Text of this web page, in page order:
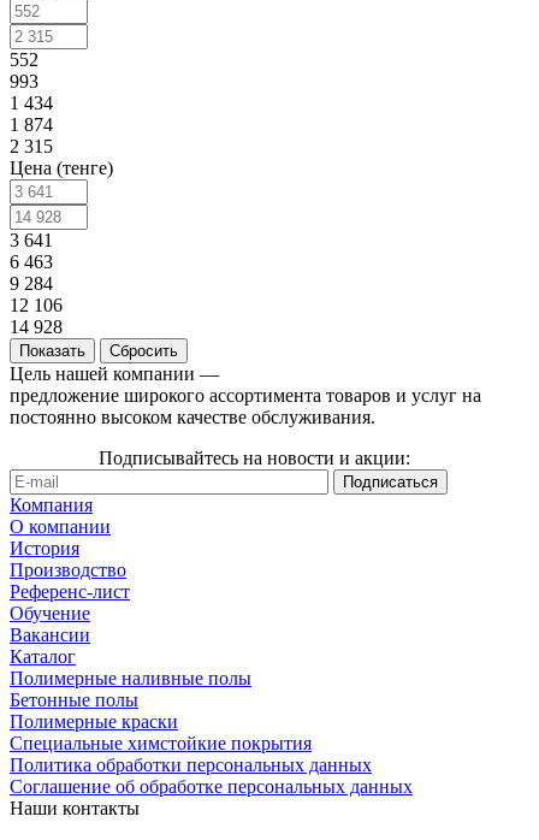
552
993
1 434
1 874
2 315
Цена (тенге)
3 641
6 463
9 284
12 106
14 928
Сбросить
Цель нашей компании —
предложение широкого ассортимента товаров и услуг на
постоянно высоком качестве обслуживания.
Подписывайтесь на новости и акции:
Компания
О компании
История
Производство
Референс-лист
Обучение
Вакансии
Каталог
Полимерные наливные полы
Бетонные полы
Полимерные краски
Специальные химстойкие покрытия
Политика обработки персональных данных
Cоглашение об обработке персональных данных
Наши контакты